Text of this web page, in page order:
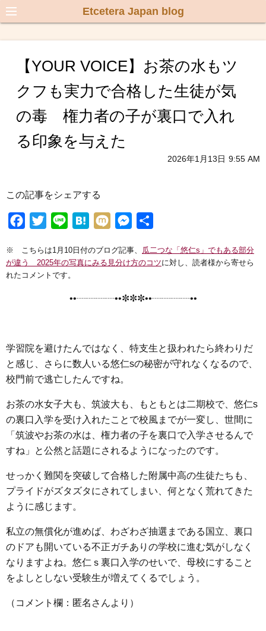
Etcetera Japan blog
【YOUR VOICE】お茶の水もツ
クフも実力で合格した生徒が気
の毒 権力者の子が裏口で入れ
る印象を与えた
2026年1月13日 9:55 AM
この記事をシェアする
c
e
i
t
n
H
t
M
x
s
n
r
※ こちらは1月10日付のブログ記事、 瓜二つな「悠仁s」でもある部分
が違う 2025年の写真にみる見分け方のコツに対し、読者様から寄せら
れたコメントです。
••┈┈┈┈••✼✼✼••┈┈┈┈••
学習院を避けたんではなく、特支生と扱われたら終わりだ
と感じ、さらに数人いる悠仁sの秘密が守れなくなるので、
校門前で逃亡したんですね。
お茶の水女子大も、筑波大も、もともとは二期校で、悠仁s
の裏口入学を受け入れたことで校風までが一変し、世間に
「筑波やお茶の水は、権力者の子を裏口で入学させるんで
すね」と公然と話題にされるようになったのです。
せっかく難関を突破して合格した附属中高の生徒たちも、
プライドがズタズタにされてしまい、何となく荒れてきた
ように感じます。
私立の無償化が進めば、わざわざ抽選まである国立、裏口
のドアも開いている不正ガチありの学校に進む気がしなく
なりますよね。悠仁ｓ裏口入学のせいで、母校にすること
をよしとしない受験生が増えてくるでしょう。
（コメント欄：匿名さんより）